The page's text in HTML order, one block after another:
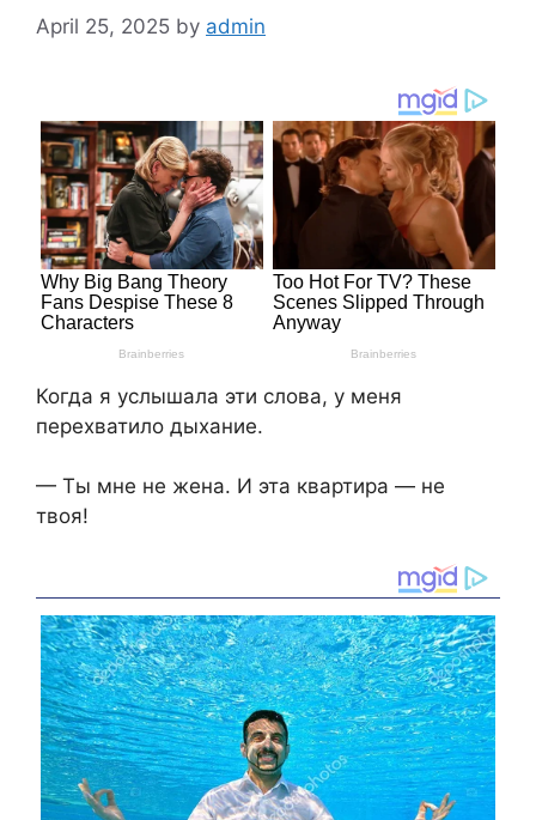
April 25, 2025 by admin
Когда я услышала эти слова, у меня
перехватило дыхание.
— Ты мне не жена. И эта квартира — не
твоя!